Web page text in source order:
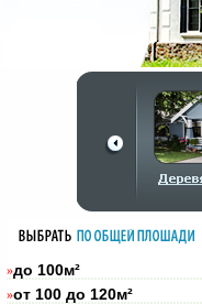
»до 100м²
»от 100 до 120м²